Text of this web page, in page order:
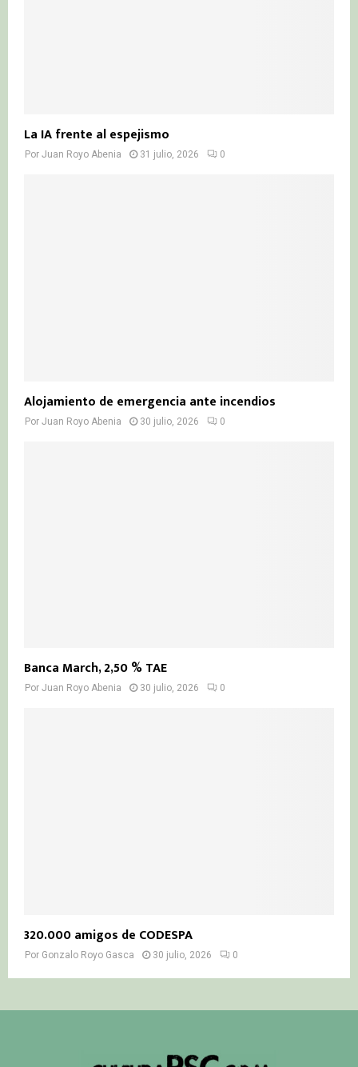
La IA frente al espejismo
Por Juan Royo Abenia 31 julio, 2026 0
Alojamiento de emergencia ante incendios
Por Juan Royo Abenia 30 julio, 2026 0
Banca March, 2,50 % TAE
Por Juan Royo Abenia 30 julio, 2026 0
320.000 amigos de CODESPA
Por Gonzalo Royo Gasca 30 julio, 2026 0